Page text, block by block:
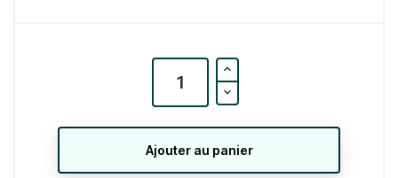
Ajouter au panier